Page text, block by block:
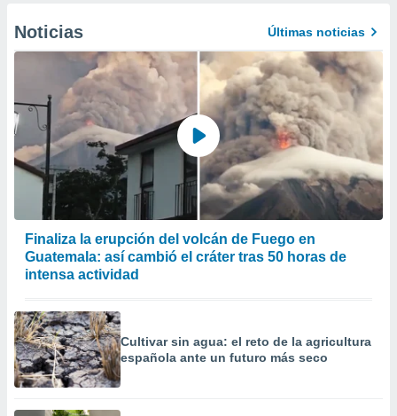
Noticias Últimas noticias
Finaliza la erupción del volcán de Fuego en
Guatemala: así cambió el cráter tras 50 horas de
intensa actividad
Cultivar sin agua: el reto de la agricultura
española ante un futuro más seco